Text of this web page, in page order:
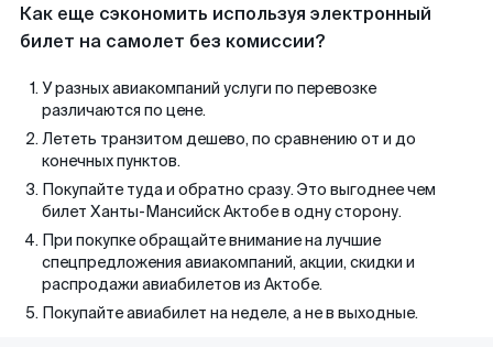
Как еще сэкономить используя электронный
билет на самолет без комиссии?
У разных авиакомпаний услуги по перевозке
различаются по цене.
Лететь транзитом дешево, по сравнению от и до
конечных пунктов.
Покупайте туда и обратно сразу. Это выгоднее чем
билет Ханты-Мансийск Актобе в одну сторону.
При покупке обращайте внимание на лучшие
спецпредложения авиакомпаний, акции, скидки и
распродажи авиабилетов из Актобе.
Покупайте авиабилет на неделе, а не в выходные.